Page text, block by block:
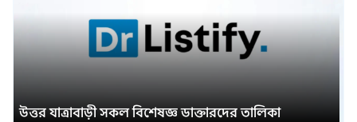
উত্তর যাত্রাবাড়ী সকল বিশেষজ্ঞ ডাক্তারদের তালিকা